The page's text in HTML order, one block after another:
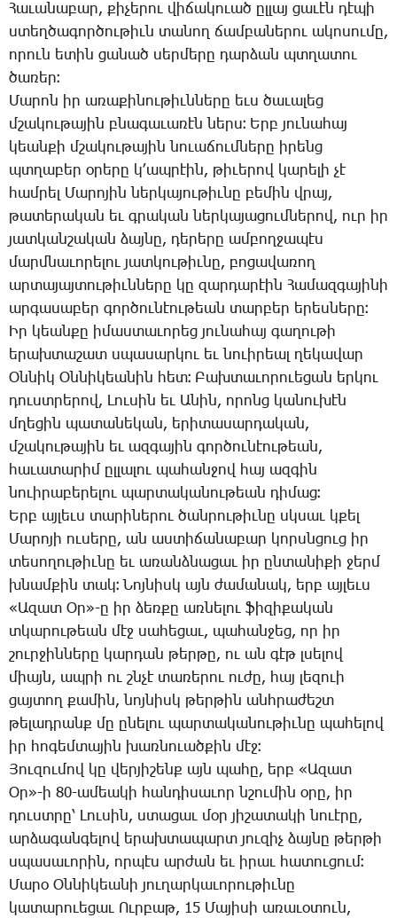
­Հա­ւա­նա­բար, քի­չե­րու վի­ճա­կո­ւած ըլ­լայ ցա­ւէն դէ­պի
ստեղ­ծա­գոր­ծու­թիւն տա­նող ճամ­բա­նե­րու ա­կո­սու­մը,
ո­րուն ե­տին ցա­նած սեր­մե­րը դար­ձան պտղա­տու
ծա­ռեր։
­Մա­րոն իր ա­ռա­քի­նու­թիւն­նե­րը եւս ծա­ւա­լեց
մշա­կու­թա­յին բնա­գա­ւա­ռէն ներս։ Երբ յու­նա­հայ
կեան­քի մշա­կու­թա­յին նո­ւա­ճում­նե­րը ի­րենց
պտղա­բեր օ­րե­րը կ­՚ապ­րէին, թի­ւե­րով կա­րե­լի չէ
համ­րել ­Մա­րո­յին ներ­կա­յու­թիւ­նը բե­մին վրայ,
թա­տե­րա­կան եւ գրա­կան ներ­կա­յա­ցում­նե­րով, ուր իր
յատ­կան­շա­կան ձայ­նը, դե­րե­րը ամ­բող­ջա­պէս
մարմ­նա­ւո­րե­լու յատ­կու­թիւ­նը, բո­ցա­վա­ռող
ար­տա­յայ­տու­թիւն­նե­րը կը զար­դա­րէին ­Հա­մազ­գա­յի­նի
ար­գա­սա­բեր գոր­ծու­նէու­թեան տար­բեր ե­րես­նե­րը։
Իր կեան­քը ի­մաս­տա­ւո­րեց յու­նա­հայ գա­ղու­թի
ե­րախ­տա­շատ սպա­սար­կու եւ նո­ւի­րեալ ղե­կա­վար
Օն­նիկ Օն­նի­կեա­նին հետ։ ­Բախ­տա­ւո­րո­ւե­ցան եր­կու
դուստ­րե­րով, ­Լու­սին եւ Ա­նին, ո­րոնց կա­նու­խէն
մղե­ցին պա­տա­նե­կան, ե­րի­տա­սար­դա­կան,
մշա­կու­թա­յին եւ ազ­գա­յին գոր­ծու­նէու­թեան,
հա­ւա­տա­րիմ ըլ­լա­լու պա­հան­ջով հայ ազ­գին
նո­ւի­րա­բե­րե­լու պար­տա­կա­նու­թեան դի­մաց։
Երբ այ­լեւս տա­րի­նե­րու ծան­րու­թիւ­նը սկսաւ կքել
­Մա­րո­յի ու­սե­րը, ան աս­տի­ճա­նա­բար կորսն­ցուց իր
տե­սո­ղու­թիւ­նը եւ ա­ռանձ­նա­ցաւ իր ըն­տա­նի­քի ջերմ
խնամ­քին տակ։ ­Նոյ­նիսկ այն ժա­մա­նակ, երբ այ­լեւս
«Ա­զատ Օր»-ը իր ձեռ­քը առ­նե­լու ֆի­զի­քա­կան
տկա­րու­թեան մէջ սա­հե­ցաւ, պա­հան­ջեց, որ իր
շուր­ջին­նե­րը կար­դան թեր­թը, ու ան գէթ լսե­լով
միայն, ապ­րի ու շնչէ տա­ռե­րու ու­ժը, հայ լե­զո­ւի
ցայ­տող քա­մին, նոյ­նիսկ թեր­թին անհրա­ժեշտ
թե­լադ­րանք մը ը­նե­լու պար­տա­կա­նու­թիւ­նը պա­հե­լով
իր հո­գեմ­տա­յին խառ­նո­ւած­քին մէջ։
­Յու­զու­մով կը վեր­յի­շենք այն պա­հը, երբ «Ա­զատ
Օր»-ի 80-ա­մեա­կի հան­դի­սա­ւոր նշու­մին օ­րը, իր
դուստ­րը՝ ­Լու­սին, ստա­ցաւ մօր յի­շա­տա­կի նո­ւէ­րը,
ար­ձա­գան­գե­լով ե­րախ­տա­պարտ յու­զիչ ձայ­նը թեր­թի
սպա­սա­ւո­րին, որ­պէս ար­ժան եւ ի­րաւ հա­տու­ցում։
­Մա­րօ Օն­նի­կեա­նի յու­ղար­կա­ւո­րու­թիւ­նը
կա­տա­րո­ւե­ցաւ Ուր­բաթ, 15 ­Մա­յի­սի ա­ռա­ւօ­տուն,